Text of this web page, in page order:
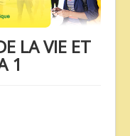
LA VIE ET
1